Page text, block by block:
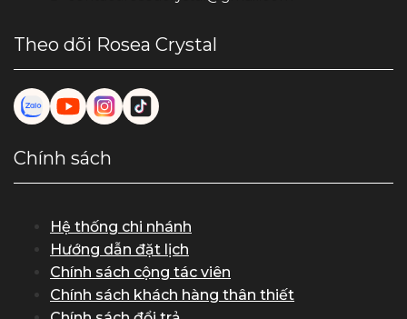
Theo dõi Rosea Crystal
Chính sách
Hệ thống chi nhánh
Hướng dẫn đặt lịch
Chính sách cộng tác viên
Chính sách khách hàng thân thiết